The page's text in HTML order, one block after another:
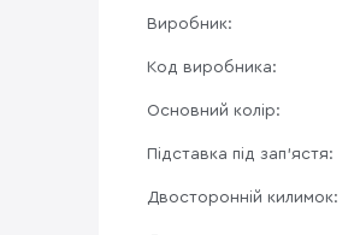
Виробник:
Код виробника:
Основний колір:
Підставка під зап'ястя:
Двосторонній килимок: